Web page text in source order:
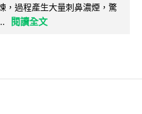
，過程產生大量刺鼻濃煙，驚
閱讀全文